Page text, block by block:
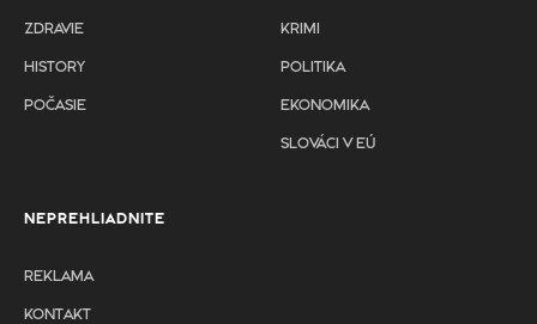
ZDRAVIE
HISTORY
POČASIE
KRIMI
POLITIKA
EKONOMIKA
SLOVÁCI V EÚ
NEPREHLIADNITE
REKLAMA
KONTAKT